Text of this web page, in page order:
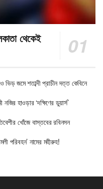
থেকেই
জমে শতাব্দী প্রাচীন দত্ত কেবিনে
হাওড়ার ‘দক্ষিণের ডুয়ার্স’
খোঁজে বাস্তবের রবিনসন
পরিবহন’ নামের মহীরুহ!